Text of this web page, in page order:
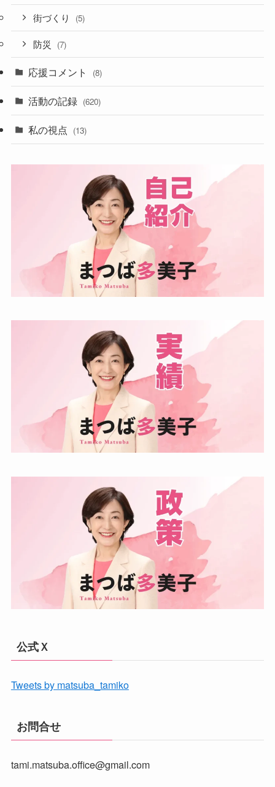
街づくり (5)
防災 (7)
応援コメント (8)
活動の記録 (620)
私の視点 (13)
公式Ｘ
Tweets by matsuba_tamiko
お問合せ
tami.matsuba.office@gmail.com